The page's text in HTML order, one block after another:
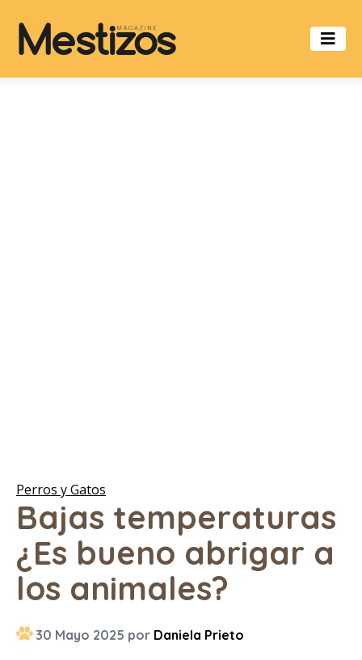
Perros y Gatos
Bajas temperaturas
¿Es bueno abrigar a
los animales?
30 Mayo 2025 por Daniela Prieto